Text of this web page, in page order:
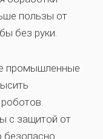
пользы от
без руки.
промышленные
с защитой от
безопасно